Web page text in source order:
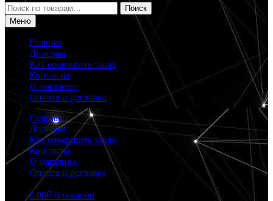
Искать:
Поиск
Меню
Главная
Дилерам
Как совершить заказ
Контакты
О магазине
Оплата и доставка
Главная
Дилерам
Как совершить заказ
Контакты
О магазине
Оплата и доставка
0.00₽ 0 товаров